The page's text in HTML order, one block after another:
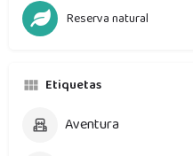
Reserva natural
Etiquetas
Aventura